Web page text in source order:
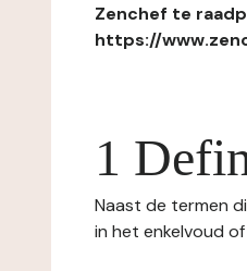
Zenchef te
https://
1
Naast de termen
in het enkelvoud